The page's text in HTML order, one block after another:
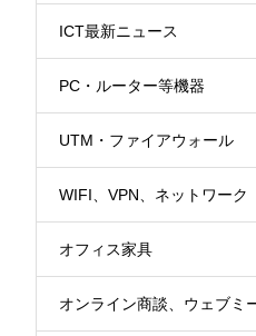
ICT最新ニュース
PC・ルーター等機器
UTM・ファイアウォール
WIFI、VPN、ネットワーク
オフィス家具
オンライン商談、ウェブミ